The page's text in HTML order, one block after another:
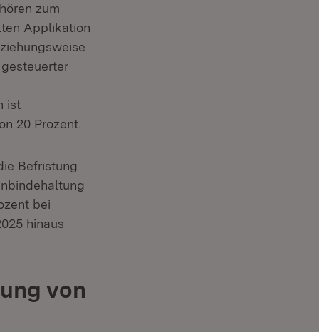
zum
Applikation
ist
20 Prozent.
Befristung
bei
hinaus
von